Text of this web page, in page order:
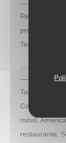
Recharge
privado
Terraza, WiFi
MÉTODOS
Tarjeta de
Contactless
móvil,
restaurante,